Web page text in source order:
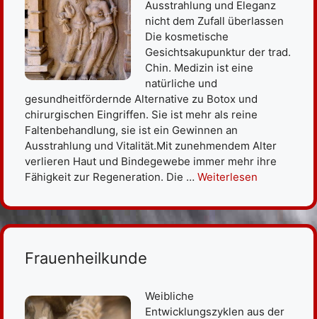
Ausstrahlung und Eleganz
nicht dem Zufall überlassen
Die kosmetische
Gesichtsakupunktur der trad.
Chin. Medizin ist eine
natürliche und
gesundheitfördernde Alternative zu Botox und
chirurgischen Eingriffen. Sie ist mehr als reine
Faltenbehandlung, sie ist ein Gewinnen an
Ausstrahlung und Vitalität.Mit zunehmendem Alter
verlieren Haut und Bindegewebe immer mehr ihre
Fähigkeit zur Regeneration. Die … Weiterlesen
Frauenheilkunde
Weibliche
Entwicklungszyklen aus der